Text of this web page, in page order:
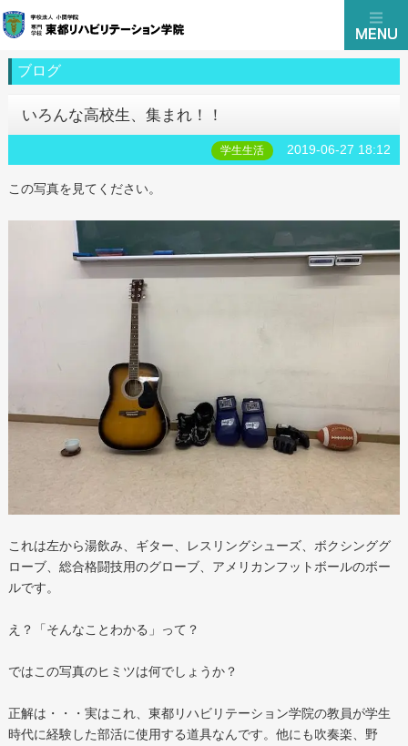
ブログ
いろんな高校生、集まれ！！
学生生活 2019-06-27 18:12
この写真を見てください。
これは左から湯飲み、ギター、レスリングシューズ、ボクシンググ
ローブ、総合格闘技用のグローブ、アメリカンフットボールのボー
ルです。
え？「そんなことわかる」って？
ではこの写真のヒミツは何でしょうか？
正解は・・・実はこれ、東都リハビリテーション学院の教員が学生
時代に経験した部活に使用する道具なんです。他にも吹奏楽、野